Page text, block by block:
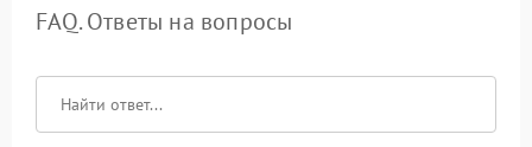
FAQ. Ответы на вопросы